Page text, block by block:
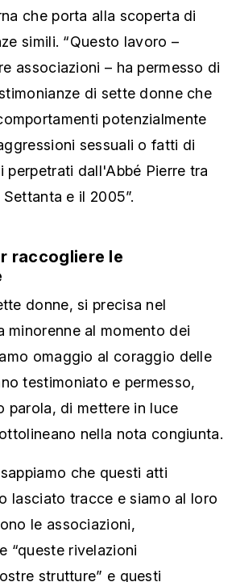
che porta alla scoperta di
simili. “Questo lavoro –
associazioni – ha permesso di
di sette donne che
potenzialmente
sessuali o fatti di
perpetrati dall'Abbé Pierre tra
e il 2005”.
raccogliere le
donne, si precisa nel
minorenne al momento dei
omaggio al coraggio delle
testimoniato e permesso,
parola, di mettere in luce
nella nota congiunta.
che questi atti
lasciato tracce e siamo al loro
le associazioni,
“queste rivelazioni
strutture” e questi